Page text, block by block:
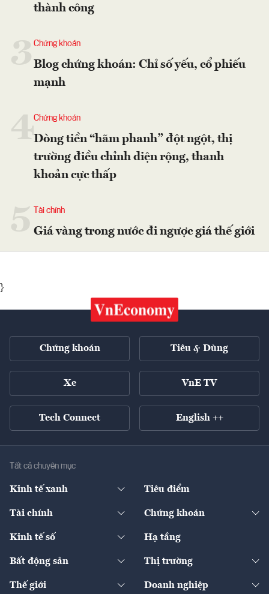
thành công
Chứng khoán
Blog chứng khoán: Chỉ số yếu, cổ phiếu
mạnh
4Chứng khoán
Dòng tiền “hãm phanh” đột ngột, thị
trường điều chỉnh diện rộng, thanh
khoản cực thấp
Tài chính
Giá vàng trong nước đi ngược giá thế giới
}
Chứng khoán Tiêu & Dùng
Xe VnE TV
Tech Connect English ++
Tất cả chuyên mục
Kinh tế xanh
Diễn đàn
Tiêu điểm
Tài chính
Ngân hàng
Bảo hiểm
Chứng khoán
Doanh nghiệp niêm yết
Kinh tế số
Sản phẩm - Thị trường
Hạ tầng
Bất động sản
Chính sách
Thị trường
Thế giới Doanh nghiệp